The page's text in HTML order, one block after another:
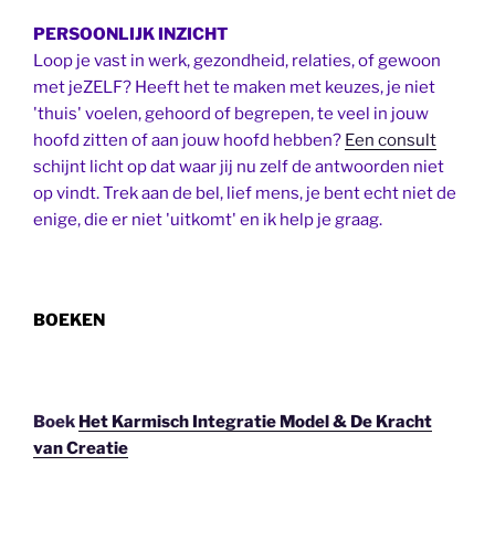
PERSOONLIJK INZICHT
Loop je vast in werk, gezondheid, relaties, of gewoon
met jeZELF? Heeft het te maken met keuzes, je niet
'thuis' voelen, gehoord of begrepen, te veel in jouw
hoofd zitten of aan jouw hoofd hebben? Een consult
schijnt licht op dat waar jij nu zelf de antwoorden niet
op vindt. Trek aan de bel, lief mens, je bent echt niet de
enige, die er niet 'uitkomt' en ik help je graag.
BOEKEN
Boek Het Karmisch Integratie Model & De Kracht
van Creatie